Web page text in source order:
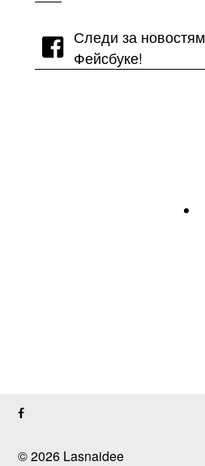
Следи за
Фейсбуке!
© 2026 Lasnaidee